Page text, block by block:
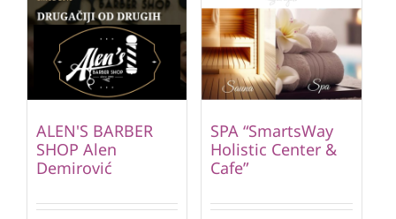
ALEN'S BARBER
SHOP Alen
Demirović
SPA “SmartsWay
Holistic Center &
Cafe”